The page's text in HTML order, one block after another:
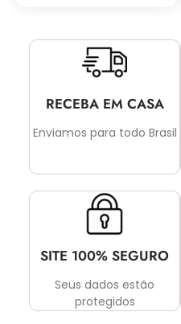
RECEBA EM CASA
Enviamos para todo Brasil
SITE 100% SEGURO
Seus dados estão
protegidos